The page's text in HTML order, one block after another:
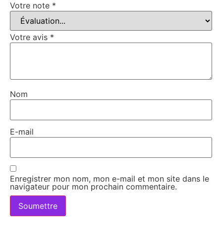
Votre note *
Votre avis *
Nom
E-mail
Enregistrer mon nom, mon e-mail et mon site dans le
navigateur pour mon prochain commentaire.